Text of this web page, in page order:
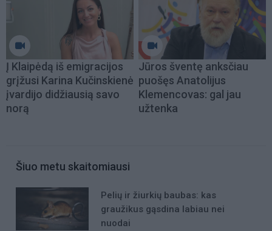
Į Klaipėdą iš emigracijos
grįžusi Karina Kučinskienė
įvardijo didžiausią savo
norą
Jūros šventę anksčiau
puošęs Anatolijus
Klemencovas: gal jau
užtenka
Šiuo metu skaitomiausi
Pelių ir žiurkių baubas: kas
graužikus gąsdina labiau nei
nuodai